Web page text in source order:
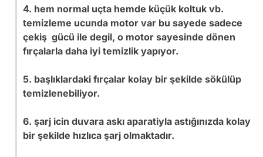
4. hem normal uçta hemde küçük koltuk vb.
temizleme ucunda motor var bu sayede sadece
çekiş gücü ile degil, o motor sayesinde dönen
fırçalarla daha iyi temizlik yapıyor.
5. başlıklardaki fırçalar kolay bir şekilde sökülüp
temizlenebiliyor.
6. şarj icin duvara askı aparatiyla astığınızda kolay
bir şekilde hızlıca şarj olmaktadır.